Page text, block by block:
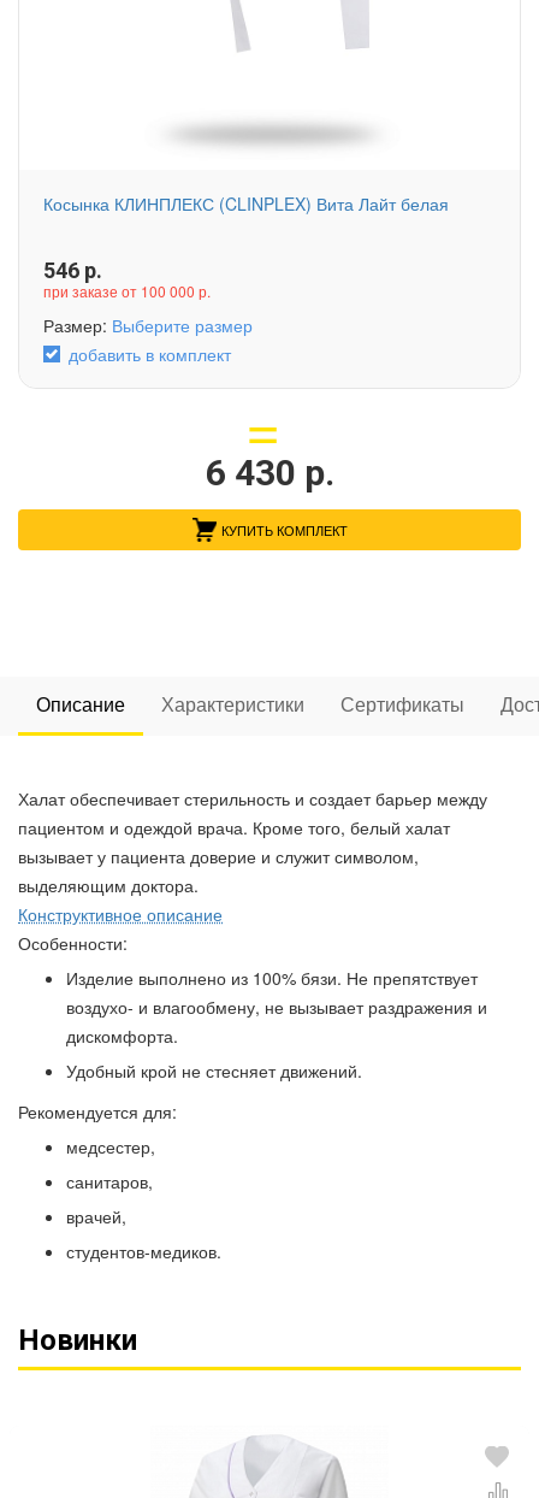
Косынка КЛИНПЛЕКС (CLINPLEX) Вита Лайт белая
546 р.
при заказе от 100 000 р.
Размер: Выберите размер
добавить в комплект
6 430 р.
КУПИТЬ КОМПЛЕКТ
Описание Характеристики Сертификаты
Халат обеспечивает стерильность и создает барьер между
пациентом и одеждой врача. Кроме того, белый халат
вызывает у пациента доверие и служит символом,
выделяющим доктора.
Конструктивное описание
Особенности:
Изделие выполнено из 100% бязи. Не препятствует
воздухо- и влагообмену, не вызывает раздражения и
дискомфорта.
Удобный крой не стесняет движений.
Рекомендуется для:
медсестер,
санитаров,
врачей,
студентов-медиков.
Новинки